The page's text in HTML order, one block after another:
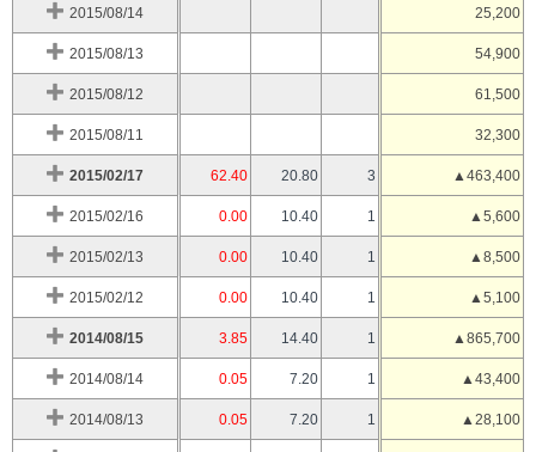
2015/08/14 25,200
2015/08/13 54,900
2015/08/12 61,500
2015/08/11 32,300
2015/02/17 62.40 20.80 3 ▲463,400
2015/02/16 0.00 10.40 1 ▲5,600
2015/02/13 0.00 10.40 1 ▲8,500
2015/02/12 0.00 10.40 1 ▲5,100
2014/08/15 3.85 14.40 1 ▲865,700
2014/08/14 0.05 7.20 1 ▲43,400
2014/08/13 0.05 7.20 1 ▲28,100